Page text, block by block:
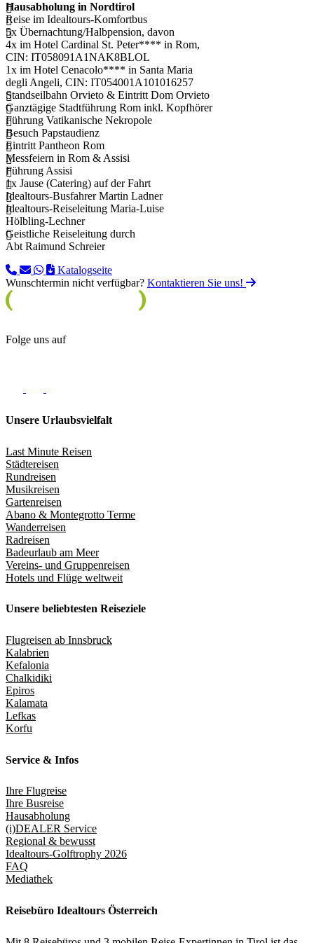
Hausabholung in Nordtirol
Reise im Idealtours-Komfortbus
5x Übernachtung/Halbpension, davon
4x im Hotel Cardinal St. Peter**** in Rom,
CIN: IT058091A1NAK8BLOL
1x im Hotel Cenacolo**** in Santa Maria
degli Angeli, CIN: IT054001A101016257
Standseilbahn Orvieto & Eintritt Dom Orvieto
Ganztägige Stadtführung Rom inkl. Kopfhörer
Führung Vatikanische Nekropole
Besuch Papstaudienz
Eintritt Pantheon Rom
Messfeiern in Rom & Assisi
Führung Assisi
1x Jause (Catering) auf der Fahrt
Idealtours-Busfahrer Martin Ladner
Idealtours-Reiseleitung Maria-Luise
Hölbling-Lechner
Geistliche Reiseleitung durch
Abt Raimund Schreier
Katalogseite
Wunschtermin nicht verfügbar? Kontaktieren Sie uns!
Folge uns auf
Unsere Urlaubsvielfalt
Last Minute Reisen
Städtereisen
Rundreisen
Musikreisen
Gartenreisen
Abano & Montegrotto Terme
Wanderreisen
Radreisen
Badeurlaub am Meer
Vereins- und Gruppenreisen
Hotels und Flüge weltweit
Unsere beliebtesten Reiseziele
Flugreisen ab Innsbruck
Kalabrien
Kefalonia
Chalkidiki
Epiros
Kalamata
Lefkas
Korfu
Service & Infos
Ihre Flugreise
Ihre Busreise
Hausabholung
(i)DEALER Service
Regional & bewusst
Idealtours-Golftrophy 2026
FAQ
Mediathek
Reisebüro Idealtours Österreich